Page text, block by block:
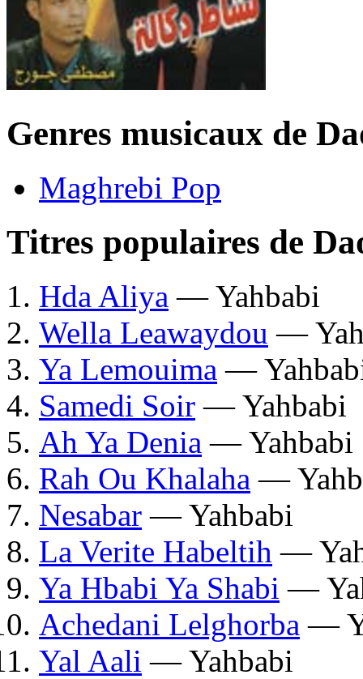
Genres musicaux de
Maghrebi Pop
Titres populaires de
Hda Aliya — Yahbabi
Wella Leawaydou —
Ya Lemouima —
Samedi Soir — Yahbabi
Ah Ya Denia — Yahbabi
Rah Ou Khalaha —
Nesabar — Yahbabi
La Verite Habeltih —
Ya Hbabi Ya Shabi —
Achedani Lelghorba —
Yal Aali — Yahbabi